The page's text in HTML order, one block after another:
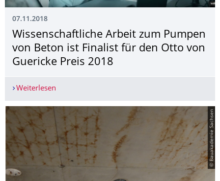
07.11.2018
Wissenschaftliche Arbeit zum Pumpen
von Beton ist Finalist für den Otto von
Guericke Preis 2018
Weiterlesen
© Bauakademie Sachsen